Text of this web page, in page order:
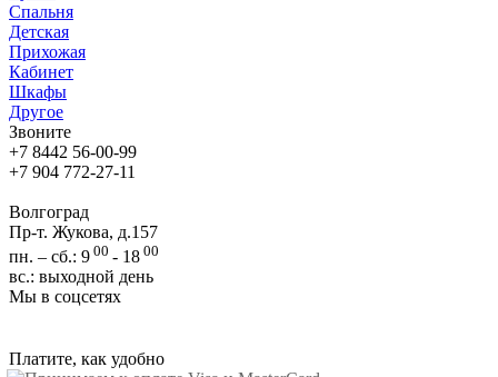
Спальня
Детская
Прихожая
Кабинет
Шкафы
Другое
Звоните
+7 8442 56-00-99
+7 904 772-27-11
Волгоград
Пр-т. Жукова, д.157
пн. – сб.: 9 00 - 18 00
вс.: выходной день
Мы в соцсетях
Платите, как удобно